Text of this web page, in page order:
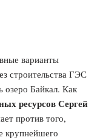
варианты
строительства ГЭС
озеро Байкал. Как
ресурсов Сергей
против того,
крупнейшего